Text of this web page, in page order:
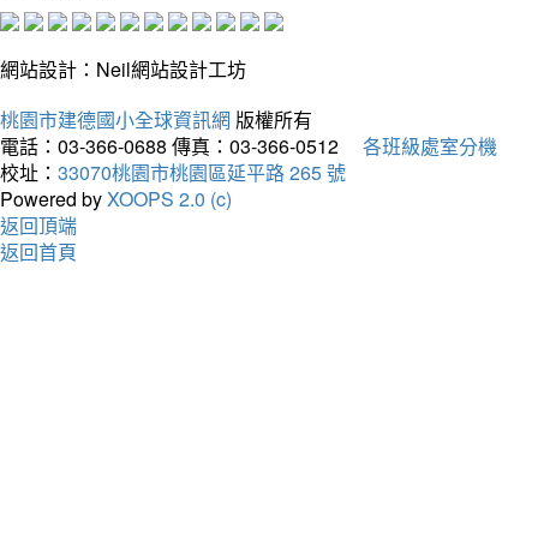
網站設計：Neil網站設計工坊
桃園市建德國小全球資訊網 版權所有
電話：03-366-0688 傳真：03-366-0512
各班級處室分機
校址： 33070桃園市桃園區延平路 265 號
Powered byXOOPS 2.0 (c)
返回頂端
返回首頁